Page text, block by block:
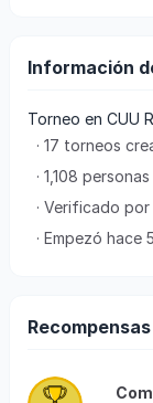
Información
Torneo en CUU
· 17 torneos
· 1,108
· Verificado
· Empezó hace
Recompensas